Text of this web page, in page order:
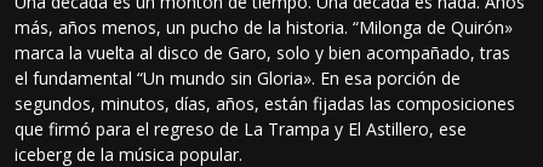
más, años menos, un pucho de la historia. “Milonga de Quirón»
marca la vuelta al disco de Garo, solo y bien acompañado, tras
el fundamental “Un mundo sin Gloria». En esa porción de
segundos, minutos, días, años, están fijadas las composiciones
que firmó para el regreso de La Trampa y El Astillero, ese
iceberg de la música popular.